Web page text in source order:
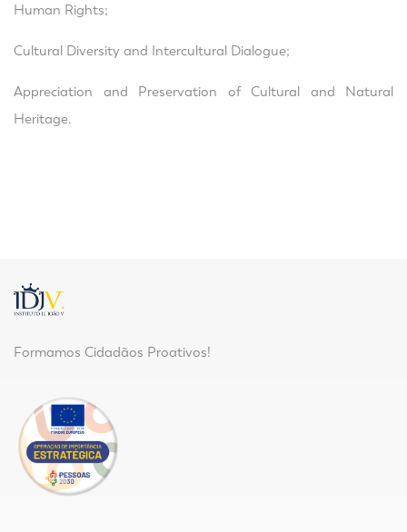
Human Rights;
Cultural Diversity and Intercultural Dialogue;
Appreciation and Preservation of Cultural and Natural
Heritage.
Formamos Cidadãos Proativos!